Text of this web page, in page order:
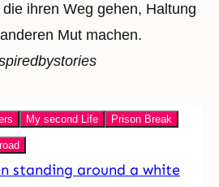
ihren Weg gehen, Haltung
Mut machen.
My second Life Prison Break